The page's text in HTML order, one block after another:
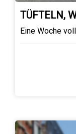
TÜFTELN,
Eine Woche